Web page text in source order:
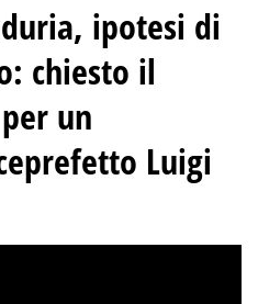
ipotesi di
chiesto il
un
Luigi